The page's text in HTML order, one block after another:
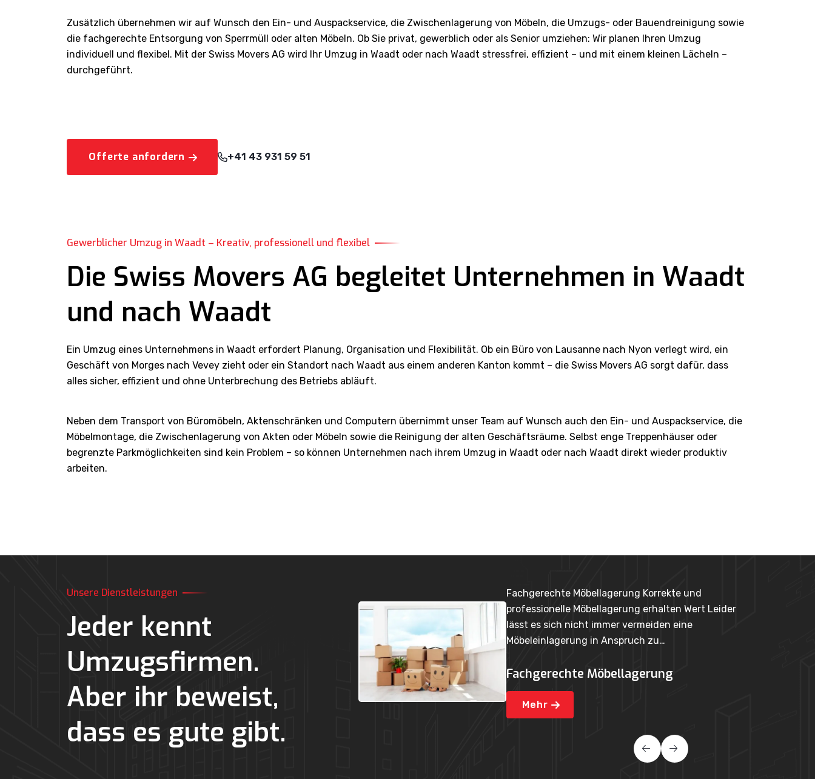
Zusätzlich übernehmen wir auf Wunsch den Ein- und Auspackservice, die Zwischenlagerung von Möbeln, die Umzugs- oder Bauendreinigung sowie
die fachgerechte Entsorgung von Sperrmüll oder alten Möbeln. Ob Sie privat, gewerblich oder als Senior umziehen: Wir planen Ihren Umzug
individuell und flexibel. Mit der Swiss Movers AG wird Ihr Umzug in Waadt oder nach Waadt stressfrei, effizient – und mit einem kleinen Lächeln –
durchgeführt.
Offerte anfordern +41 43 931 59 51
Gewerblicher Umzug in Waadt – Kreativ, professionell und flexibel
Die Swiss Movers AG begleitet Unternehmen in Waadt
und nach Waadt
Ein Umzug eines Unternehmens in Waadt erfordert Planung, Organisation und Flexibilität. Ob ein Büro von Lausanne nach Nyon verlegt wird, ein
Geschäft von Morges nach Vevey zieht oder ein Standort nach Waadt aus einem anderen Kanton kommt – die Swiss Movers AG sorgt dafür, dass
alles sicher, effizient und ohne Unterbrechung des Betriebs abläuft.
Neben dem Transport von Büromöbeln, Aktenschränken und Computern übernimmt unser Team auf Wunsch auch den Ein- und Auspackservice, die
Möbelmontage, die Zwischenlagerung von Akten oder Möbeln sowie die Reinigung der alten Geschäftsräume. Selbst enge Treppenhäuser oder
begrenzte Parkmöglichkeiten sind kein Problem – so können Unternehmen nach ihrem Umzug in Waadt oder nach Waadt direkt wieder produktiv
arbeiten.
Unsere Dienstleistungen
Jeder kennt
Umzugsfirmen.
Aber ihr beweist,
dass es gute gibt.
Einpack & Auspackservice von Swiss Movers Wenn
Einpack & Auspackservice
Fachgerechte Möbellagerung Korrekte und
professionelle Möbellagerung erhalten Wert Leider
lässt es sich nicht immer vermeiden eine
Möbeleinlagerung in Anspruch zu…
Fachgerechte Möbellagerung
Mehr